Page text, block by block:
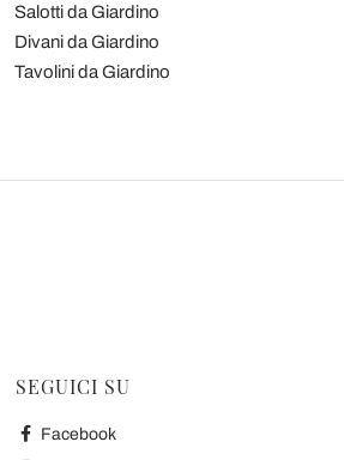
Salotti da Giardino
Divani da Giardino
Tavolini da Giardino
SEGUICI SU
Facebook